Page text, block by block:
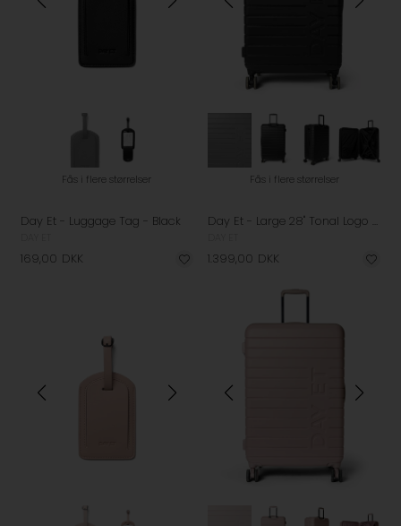
Fås i flere størrelser
Day Et - Luggage Tag - Black
169,00 DKK
Fås i flere størrelser
Day Et - Large 28" Tonal Logo Check-In Kuffert - Black
1.399,00 DKK